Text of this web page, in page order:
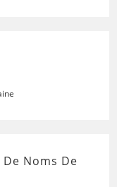
Noms De